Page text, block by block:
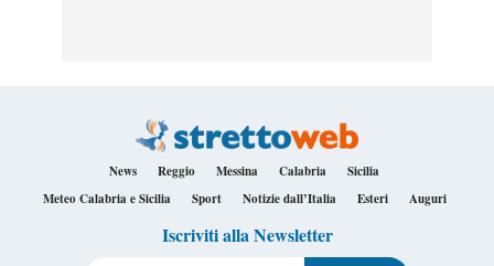
News Reggio Messina Calabria
Sicilia
Meteo Calabria e Sicilia
Sport Notizie dall’Italia Esteri Auguri
Iscriviti alla Newsletter